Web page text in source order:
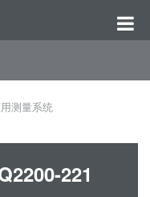
测量系统
221